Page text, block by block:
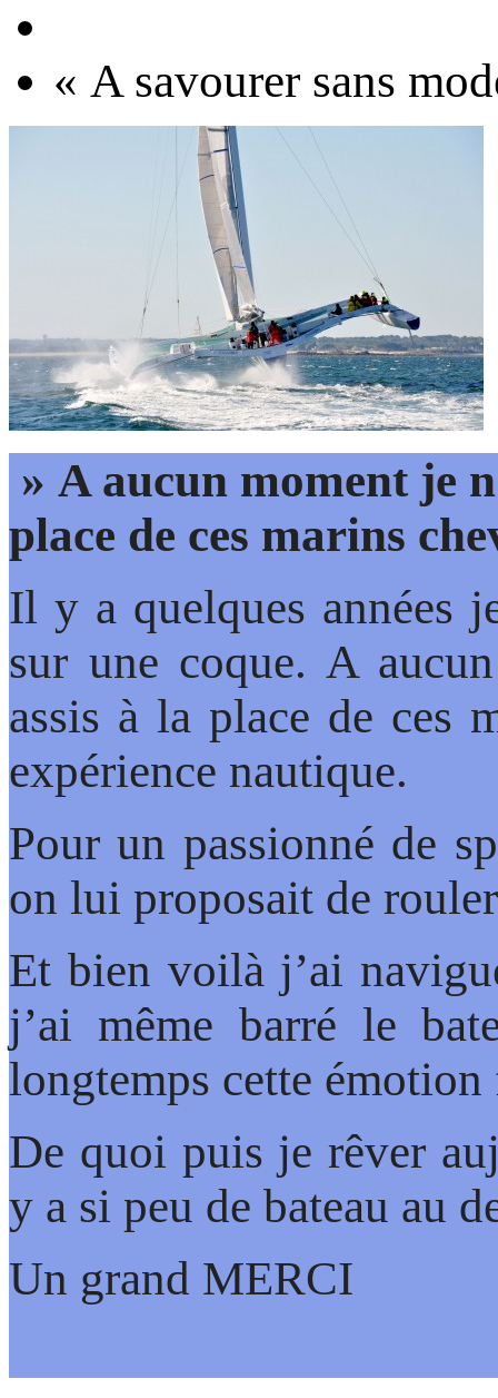
« A savourer sans
» A aucun moment je
place de ces marins
Il y a quelques années
sur une coque. A
assis à la place de ces
expérience nautique.
Pour un passionné de
on lui proposait de
Et bien voilà j’ai
j’ai même barré le
longtemps cette
De quoi puis je rêver
y a si peu de bateau au
Un grand MERCI